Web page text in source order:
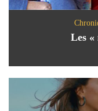
Les «